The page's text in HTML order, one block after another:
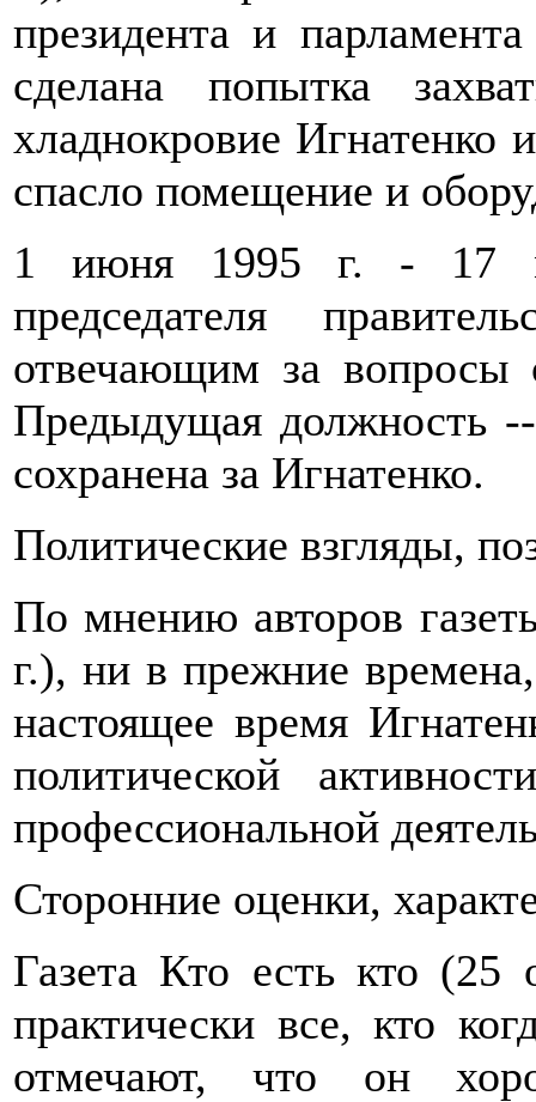
президента и
сделана попытка
хладнокровие Игнатенко
спасло помещение и
1 июня 1995 г. - 17
председателя
отвечающим за вопросы
Предыдущая должность
сохранена за Игнатенко.
Политические взгляды,
По мнению авторов
г.), ни в прежние
настоящее время
политической
профессиональной
Сторонние оценки,
Газета Кто есть кто (25
практически все, кто
отмечают, что он